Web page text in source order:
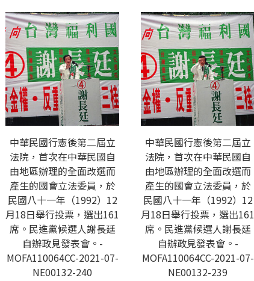
中華民國行憲後第二屆立
法院，首次在中華民國自
由地區辦理的全面改選而
產生的國會立法委員，於
民國八十一年（1992）12
月18日舉行投票，選出161
席。民進黨候選人謝長廷
自辦政見發表會。-
MOFA110064CC-2021-07-
NE00132-240
中華民國行憲後第二屆立
法院，首次在中華民國自
由地區辦理的全面改選而
產生的國會立法委員，於
民國八十一年（1992）12
月18日舉行投票，選出161
席。民進黨候選人謝長廷
自辦政見發表會。-
MOFA110064CC-2021-07-
NE00132-239